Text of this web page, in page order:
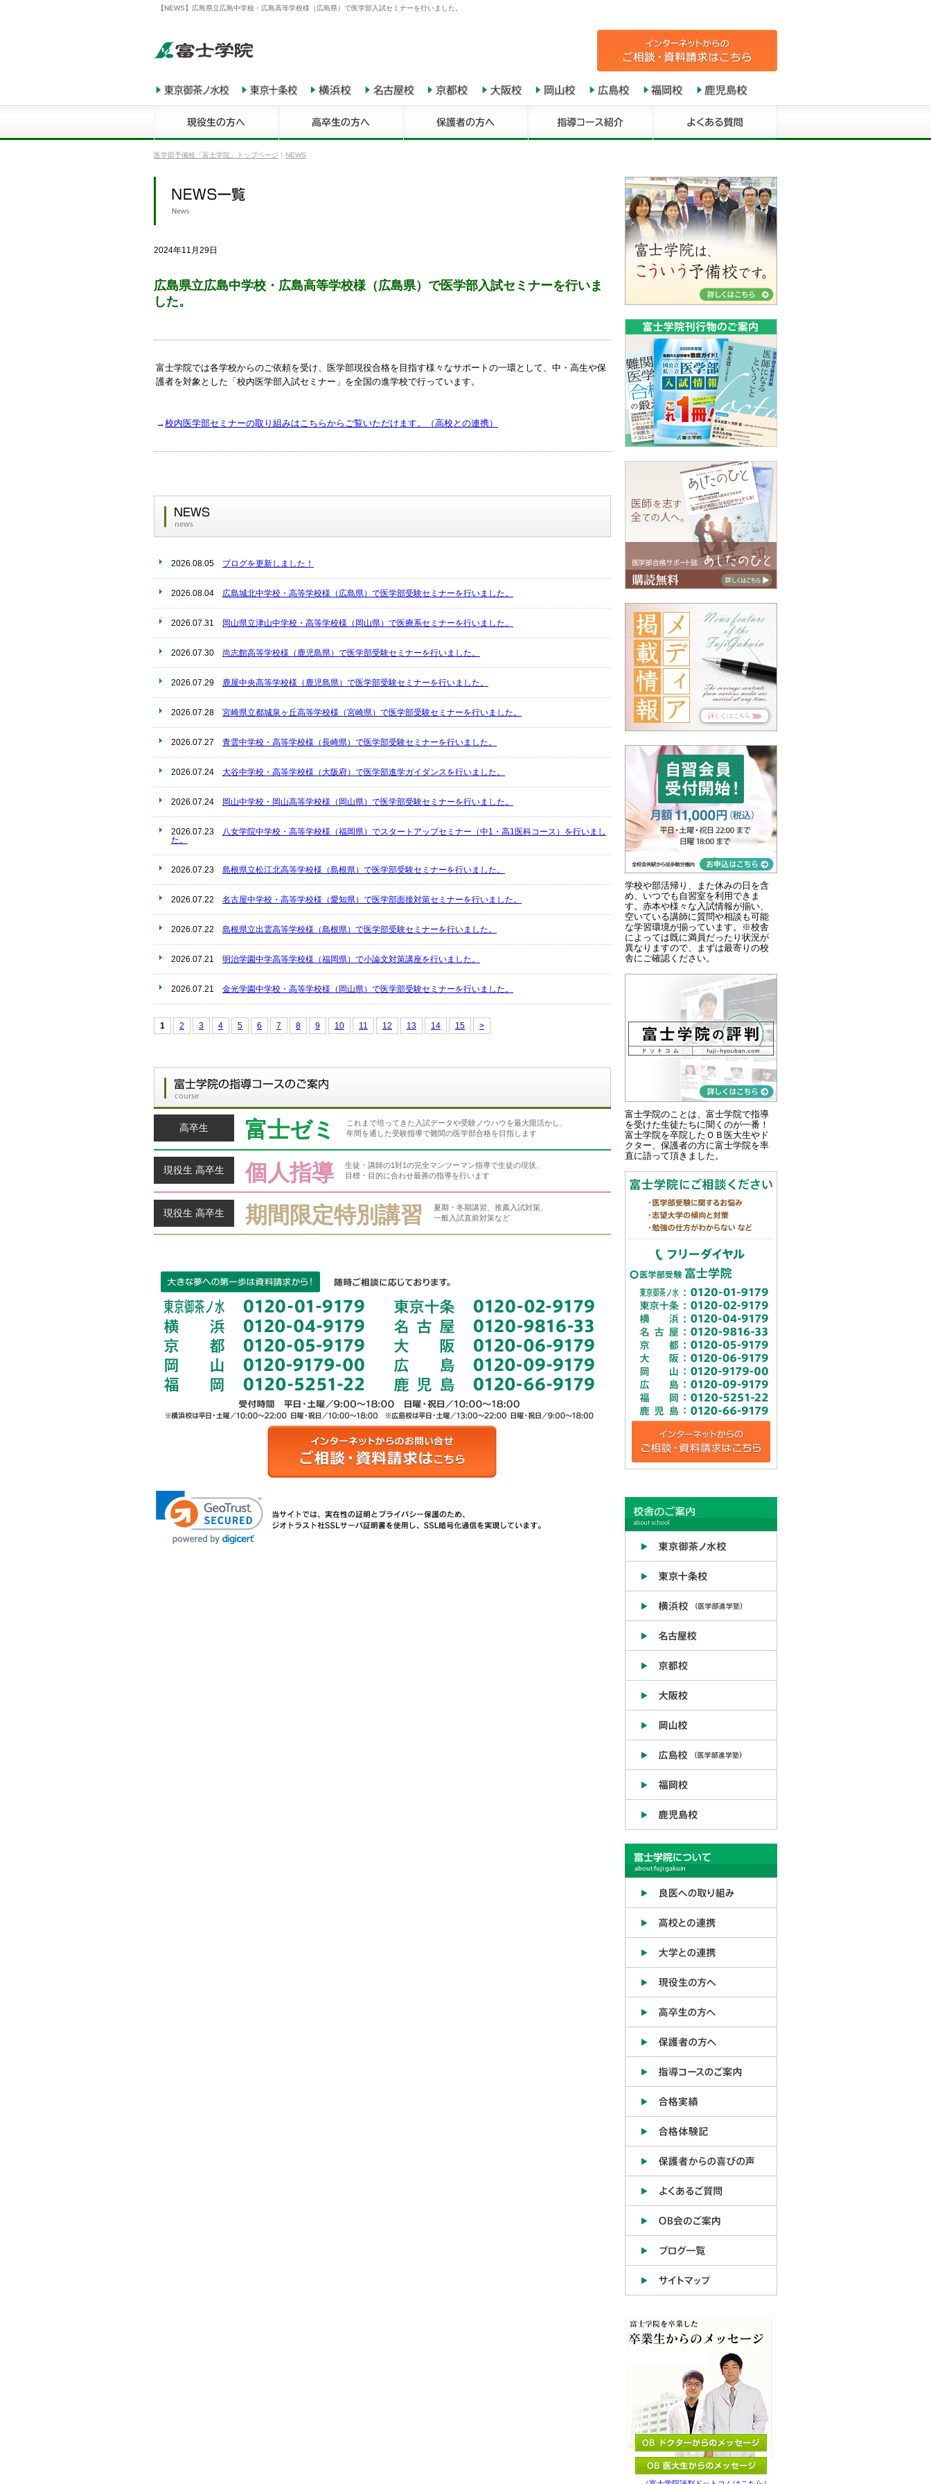
【NEWS】広島県立広島中学校・広島高等学校様（広島県）で医学部入試セミナーを行いました。
医学部予備校「富士学院」トップページ NEWS
2024年11月29日
広島県立広島中学校・広島高等学校様（広島県）で医学部入試セミナーを行いま
した。
富士学院では各学校からのご依頼を受け、医学部現役合格を目指す様々なサポートの一環として、中・高生や保
護者を対象とした「校内医学部入試セミナー」を全国の進学校で行っています。
→校内医学部セミナーの取り組みはこちらからご覧いただけます。（高校との連携）
2026.08.05 ブログを更新しました！
2026.08.04 広島城北中学校・高等学校様（広島県）で医学部受験セミナーを行いました。
2026.07.31 岡山県立津山中学校・高等学校様（岡山県）で医療系セミナーを行いました。
2026.07.30 尚志館高等学校様（鹿児島県）で医学部受験セミナーを行いました。
2026.07.29 鹿屋中央高等学校様（鹿児島県）で医学部受験セミナーを行いました。
2026.07.28 宮崎県立都城泉ヶ丘高等学校様（宮崎県）で医学部受験セミナーを行いました。
2026.07.27 青雲中学校・高等学校様（長崎県）で医学部受験セミナーを行いました。
2026.07.24 大谷中学校・高等学校様（大阪府）で医学部進学ガイダンスを行いました。
2026.07.24 岡山中学校・岡山高等学校様（岡山県）で医学部受験セミナーを行いました。
2026.07.23 八女学院中学校・高等学校様（福岡県）でスタートアップセミナー（中1・高1医科コース）を行いまし
た。
2026.07.23 島根県立松江北高等学校様（島根県）で医学部受験セミナーを行いました。
2026.07.22 名古屋中学校・高等学校様（愛知県）で医学部面接対策セミナーを行いました。
2026.07.22 島根県立出雲高等学校様（島根県）で医学部受験セミナーを行いました。
2026.07.21 明治学園中学高等学校様（福岡県）で小論文対策講座を行いました。
2026.07.21 金光学園中学校・高等学校様（岡山県）で医学部受験セミナーを行いました。
1 2 3 4 5 6 7 8 9 10 11 12 13 14 15 >
高卒生 富士ゼミ
これまで培ってきた入試データや受験ノウハウを最大限活かし、
年間を通した受験指導で難関の医学部合格を目指します
現役生 高卒生 個人指導
生徒・講師の1対1の完全マンツーマン指導で生徒の現状、
目標・目的に合わせ最善の指導を行います
現役生 高卒生 期間限定特別講習
夏期・冬期講習、推薦入試対策、
一般入試直前対策など
学校や部活帰り、また休みの日を含
め、いつでも自習室を利用できま
す。赤本や様々な入試情報が揃い、
空いている講師に質問や相談も可能
な学習環境が揃っています。※校舎
によっては既に満員だったり状況が
異なりますので、まずは最寄りの校
舎にご確認ください。
富士学院のことは、富士学院で指導
を受けた生徒たちに聞くのが一番！
富士学院を卒院したＯＢ医大生やド
クター、保護者の方に富士学院を率
直に語って頂きました。